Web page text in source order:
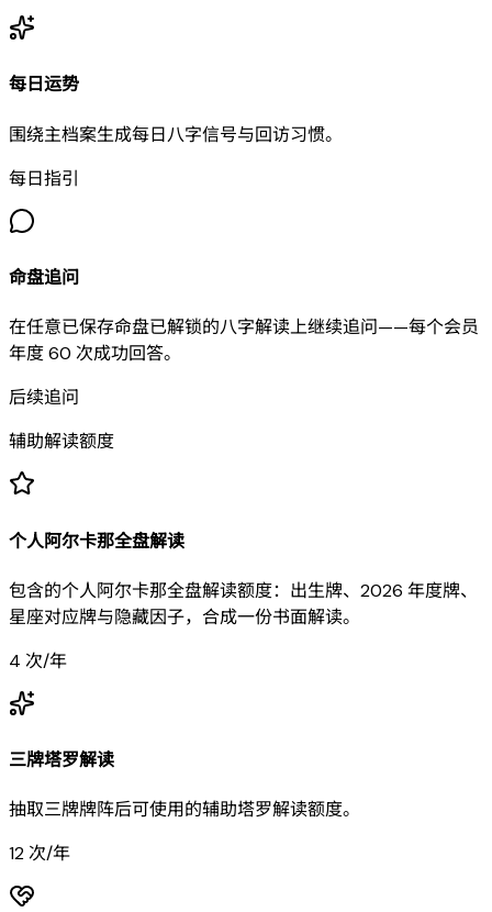
每日运势
围绕主档案生成每日八字信号与回访习惯。
每日指引
命盘追问
在任意已保存命盘已解锁的八字解读上继续追问——每个会员
年度 60 次成功回答。
后续追问
辅助解读额度
个人阿尔卡那全盘解读
包含的个人阿尔卡那全盘解读额度：出生牌、2026 年度牌、
星座对应牌与隐藏因子，合成一份书面解读。
4 次/年
三牌塔罗解读
抽取三牌牌阵后可使用的辅助塔罗解读额度。
12 次/年